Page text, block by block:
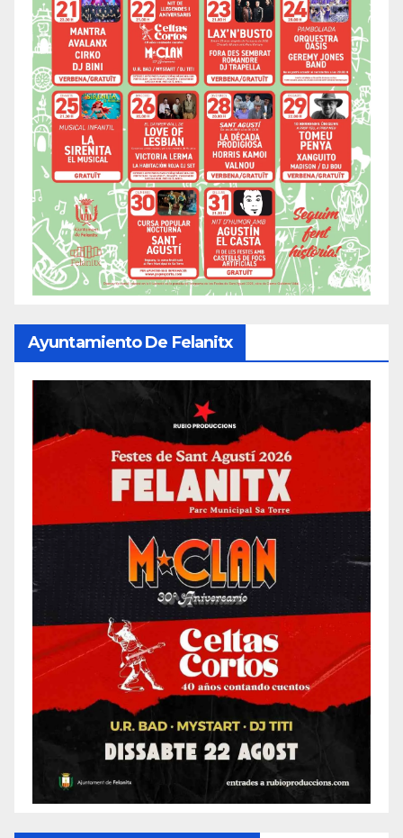
Ayuntamiento De Felanitx